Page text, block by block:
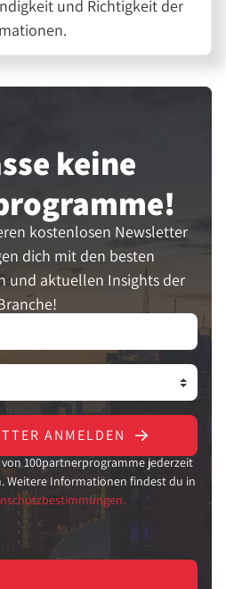
und Richtigkeit der
keine
kostenlosen Newsletter
dich mit den besten
und aktuellen Insights der
ANMELDEN
100partnerprogramme jederzeit
Weitere Informationen findest du in